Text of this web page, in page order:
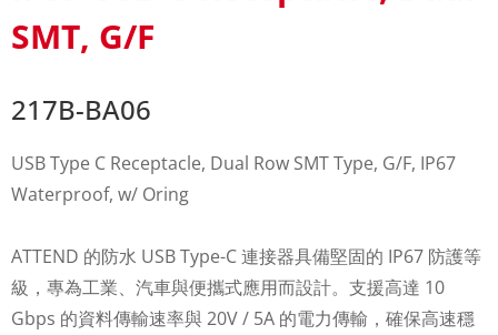
SMT, G/F
217B-BA06
USB Type C Receptacle, Dual Row SMT Type, G/F, IP67
Waterproof, w/ Oring
ATTEND 的防水 USB Type-C 連接器具備堅固的 IP67 防護等
級，專為工業、汽車與便攜式應用而設計。支援高達 10
Gbps 的資料傳輸速率與 20V / 5A 的電力傳輸，確保高速穩